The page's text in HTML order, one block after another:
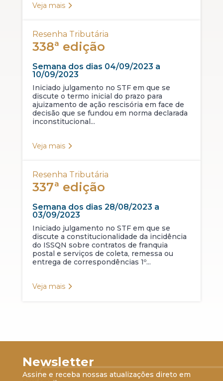
Veja mais
Resenha Tributária
338ª edição
Semana dos dias 04/09/2023 a
10/09/2023
Iniciado julgamento no STF em que se
discute o termo inicial do prazo para
ajuizamento de ação rescisória em face de
decisão que se fundou em norma declarada
inconstitucional...
Veja mais
Resenha Tributária
337ª edição
Semana dos dias 28/08/2023 a
03/09/2023
Iniciado julgamento no STF em que se
discute a constitucionalidade da incidência
do ISSQN sobre contratos de franquia
postal e serviços de coleta, remessa ou
entrega de correspondências 1º...
Veja mais
Newsletter
Assine e receba nossas atualizações direto em